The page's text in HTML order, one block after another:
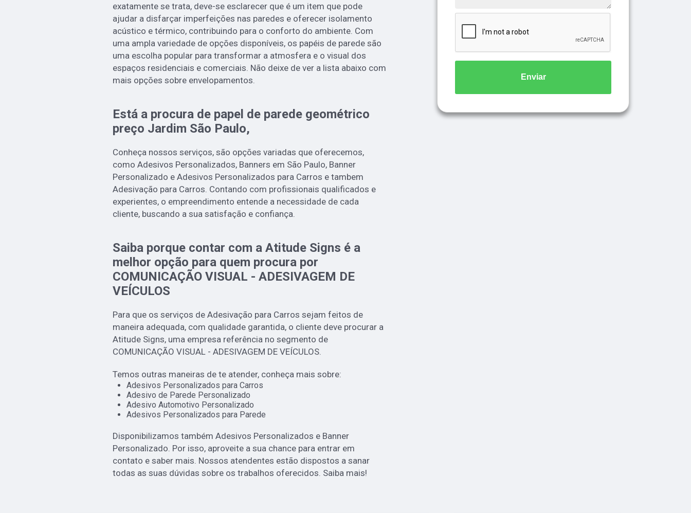
exatamente se trata, deve-se esclarecer que é um item que pode
ajudar a disfarçar imperfeições nas paredes e oferecer isolamento
acústico e térmico, contribuindo para o conforto do ambiente. Com
uma ampla variedade de opções disponíveis, os papéis de parede são
uma escolha popular para transformar a atmosfera e o visual dos
espaços residenciais e comerciais. Não deixe de ver a lista abaixo com
mais opções sobre envelopamentos.
Está a procura de papel de parede geométrico
preço Jardim São Paulo,
Conheça nossos serviços, são opções variadas que oferecemos,
como Adesivos Personalizados, Banners em São Paulo, Banner
Personalizado e Adesivos Personalizados para Carros e tambem
Adesivação para Carros. Contando com profissionais qualificados e
experientes, o empreendimento entende a necessidade de cada
cliente, buscando a sua satisfação e confiança.
Saiba porque contar com a Atitude Signs é a
melhor opção para quem procura por
COMUNICAÇÃO VISUAL - ADESIVAGEM DE
VEÍCULOS
Para que os serviços de Adesivação para Carros sejam feitos de
maneira adequada, com qualidade garantida, o cliente deve procurar a
Atitude Signs, uma empresa referência no segmento de
COMUNICAÇÃO VISUAL - ADESIVAGEM DE VEÍCULOS.
Temos outras maneiras de te atender, conheça mais sobre:
Adesivos Personalizados para Carros
Adesivo de Parede Personalizado
Adesivo Automotivo Personalizado
Adesivos Personalizados para Parede
Disponibilizamos também Adesivos Personalizados e Banner
Personalizado. Por isso, aproveite a sua chance para entrar em
contato e saber mais. Nossos atendentes estão dispostos a sanar
todas as suas dúvidas sobre os trabalhos oferecidos. Saiba mais!
Enviar